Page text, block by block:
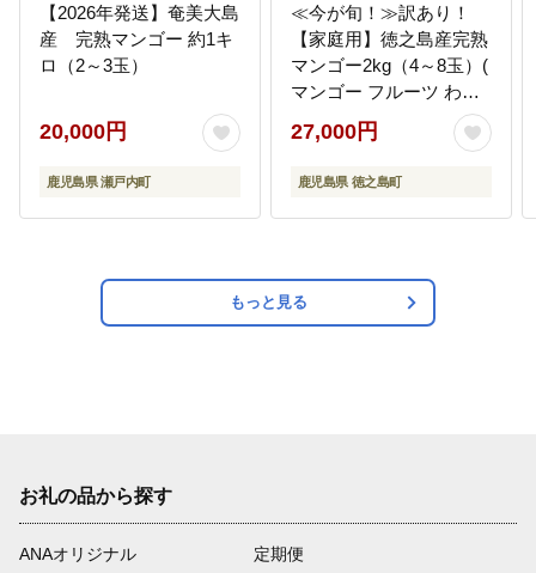
【2026年発送】奄美大島
産 完熟マンゴー 約1キ
ロ（2～3玉）
20,000円
鹿児島県 瀬戸内町
≪今が旬！≫訳あり！
【家庭用】徳之島産完熟
マンゴー2kg（4～8玉）(
マンゴー フルーツ わけ
あり 訳あり 訳有 果物 完
熟 無加温 徳之島 世界自
然遺産 美味しい とろけ
27,000円
鹿児島県 徳之島町
もっと見る
お礼の品から探す
ANAオリジナル
定期便